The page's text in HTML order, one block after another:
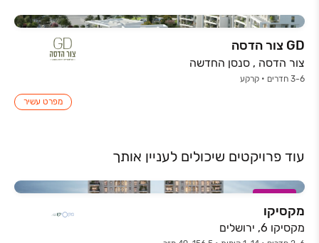
GD צור הדסה
צור הדסה , סנסן החדשה
3-6 חדרים • קרקע
מפרט עשיר
עוד פרויקטים שיכולים לעניין אותך
במבצע
מקסיקו
מקסיקו 6, ירושלים